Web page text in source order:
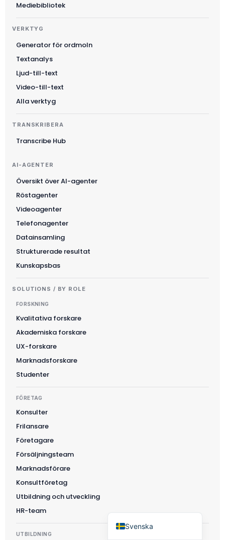
Mediebibliotek
VERKTYG
Generator för ordmoln
Textanalys
Ljud-till-text
Video-till-text
Alla verktyg
TRANSKRIBERA
Transcribe Hub
AI-AGENTER
Översikt över AI-agenter
Röstagenter
Videoagenter
Telefonagenter
Datainsamling
Strukturerade resultat
Kunskapsbas
SOLUTIONS / BY ROLE
FORSKNING
Kvalitativa forskare
Akademiska forskare
UX-forskare
Marknadsforskare
Studenter
FÖRETAG
Konsulter
Frilansare
Företagare
Försäljningsteam
Marknadsförare
Konsultföretag
Utbildning och utveckling
HR-team
UTBILDNING
Svenska
Slovenščina